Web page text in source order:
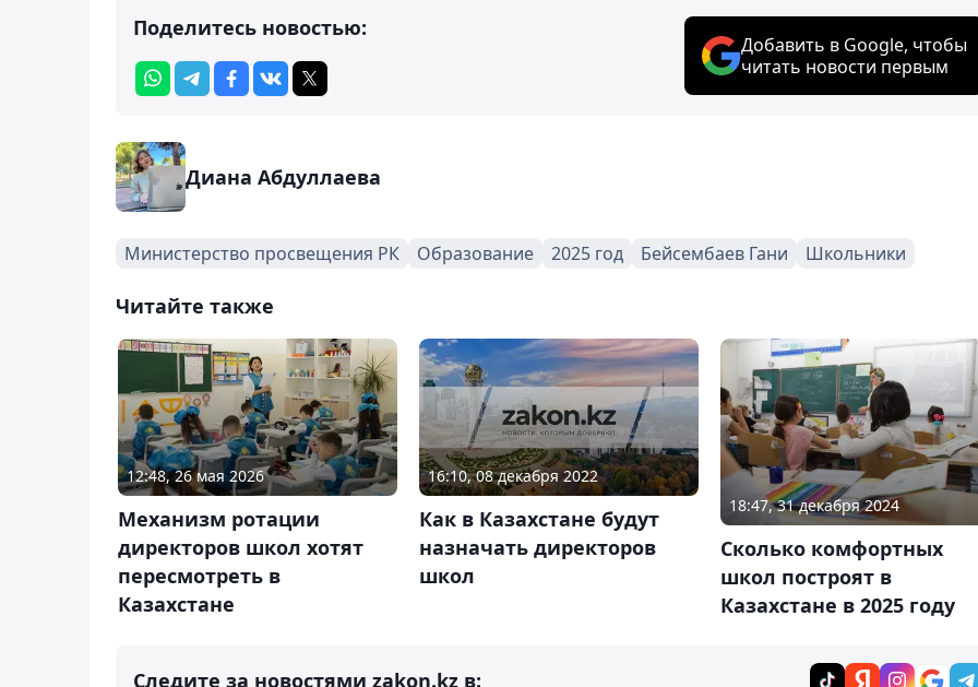
Поделитесь новостью:
Добавить в Google, чтобы
читать новости первым
Диана Абдуллаева
Министерство просвещения РК Образование 2025 год Бейсембаев Гани Школьники
Читайте также
12:48, 26 мая 2026
Механизм ротации
директоров школ хотят
пересмотреть в
Казахстане
16:10, 08 декабря 2022
Как в Казахстане будут
назначать директоров
школ
18:47, 31 декабря 2024
Сколько комфортных
школ построят в
Казахстане в 2025 году
Следите за новостями zakon.kz в: